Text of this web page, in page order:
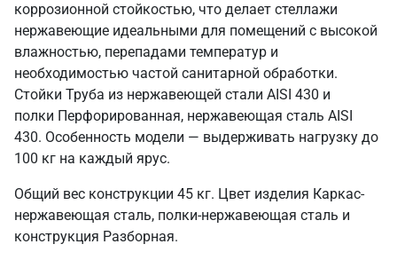
коррозионной стойкостью, что делает стеллажи
нержавеющие идеальными для помещений с высокой
влажностью, перепадами температур и
необходимостью частой санитарной обработки.
Стойки Труба из нержавеющей стали AISI 430 и
полки Перфорированная, нержавеющая сталь AISI
430. Особенность модели — выдерживать нагрузку до
100 кг на каждый ярус.
Общий вес конструкции 45 кг. Цвет изделия Каркас-
нержавеющая сталь, полки-нержавеющая сталь и
конструкция Разборная.